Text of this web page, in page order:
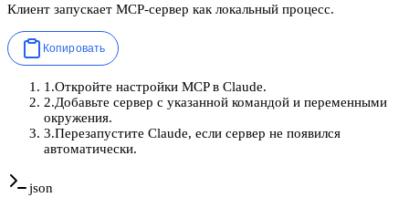
Клиент запускает MCP-сервер как локальный процесс.
Копировать
1 .Откройте настройки MCP в Claude.
2.Добавьте сервер с указанной командой и переменными
окружения.
3.Перезапустите Claude, если сервер не появился
автоматически.
json